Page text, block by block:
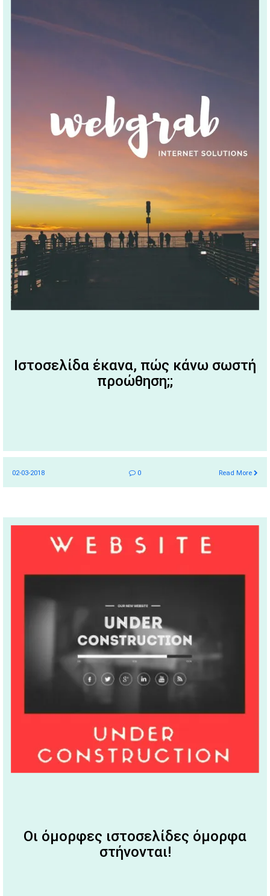
Ιστοσελίδα έκανα, πώς κάνω σωστή
προώθηση;;
02-03-2018 0 Read More
Οι όμορφες ιστοσελίδες όμορφα
στήνονται!